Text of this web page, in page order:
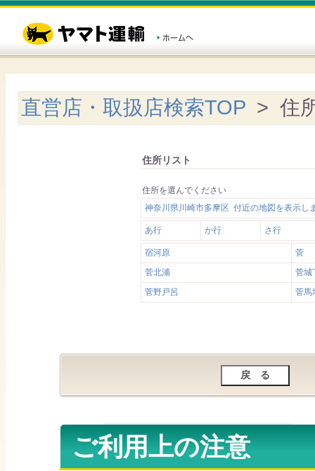
直営店・取扱店検索TOP > 住
住所リスト
住所を選んでください
神奈川県川崎市多摩区 付近の地図を表示し
あ行 か行 さ行
宿河原
菅
菅北浦
菅城
菅野戸呂
菅馬
ご利用上の注意